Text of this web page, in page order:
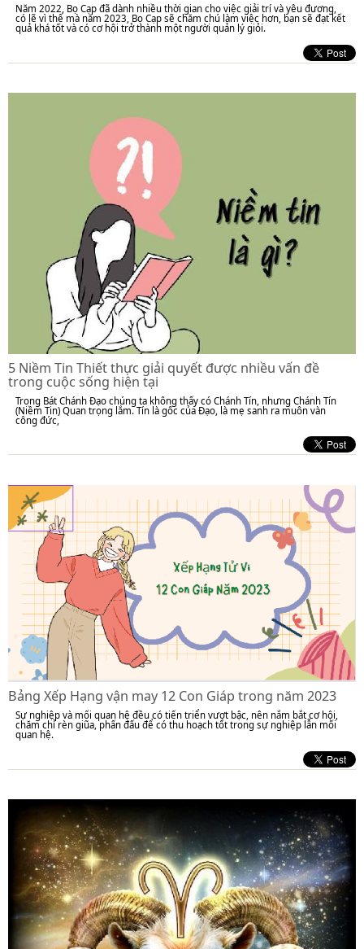
Năm 2022, Bọ Cạp đã dành nhiều thời gian cho việc giải trí và yêu đương,
có lẽ vì thế mà năm 2023, Bọ Cạp sẽ chăm chú làm việc hơn, bạn sẽ đạt kết
quả khá tốt và có cơ hội trở thành một người quản lý giỏi.
5 Niềm Tin Thiết thực giải quyết được nhiều vấn đề
trong cuộc sống hiện tại
Trong Bát Chánh Đạo chúng ta không thấy có Chánh Tín, nhưng Chánh Tín
(Niềm Tin) Quan trọng lắm. Tín là gốc của Đạo, là mẹ sanh ra muôn vàn
công đức,
Bảng Xếp Hạng vận may 12 Con Giáp trong năm 2023
Sự nghiệp và mối quan hệ đều có tiến triển vượt bậc, nên nắm bắt cơ hội,
chăm chỉ rèn giũa, phấn đấu để có thu hoạch tốt trong sự nghiệp lẫn mối
quan hệ.